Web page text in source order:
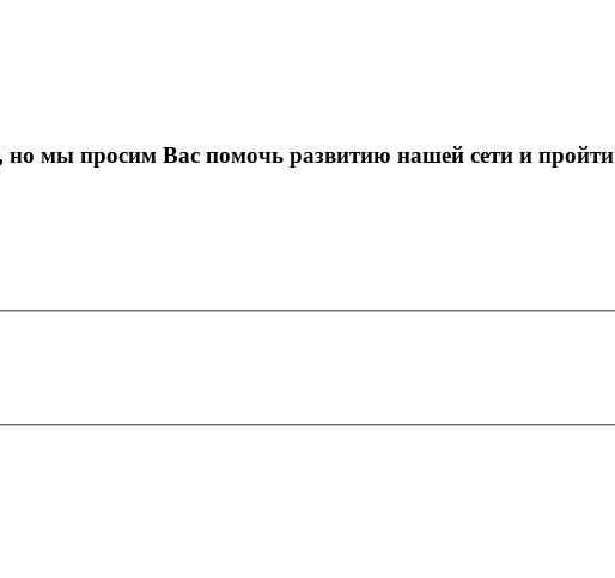
но мы просим Вас помочь развитию нашей сети и пройти